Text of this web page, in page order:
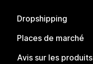
Dropshipping
Places de marché
Avis sur les produits